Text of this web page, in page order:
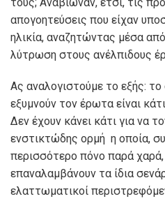
απογοητεύσεις που είχαν
ηλικία, αναζητώντας μέσα
λύτρωση στους ανέλπιδους
Ας αναλογιστούμε το εξής:
εξυμνούν τον έρωτα είναι
Δεν έχουν κάνει κάτι για να
ενστικτώδης ορμή η οποία,
περισσότερο πόνο παρά
επαναλαμβάνουν τα ίδια
ελαττωματικοί